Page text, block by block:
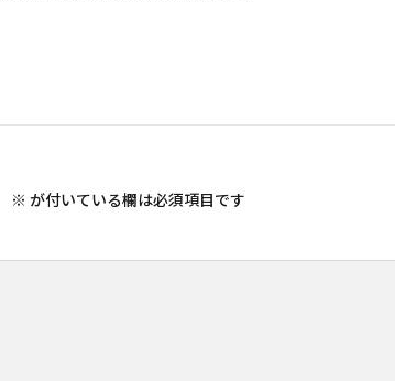
※ が付いている欄は必須項目です